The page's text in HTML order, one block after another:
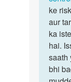
ke
aur
ka
hai.
saath
bhi